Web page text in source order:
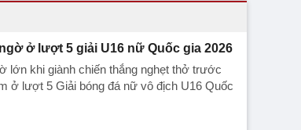
ở lượt 5 giải U16 nữ Quốc gia 2026
lớn khi giành chiến thắng nghẹt thở trước
ở lượt 5 Giải bóng đá nữ vô địch U16 Quốc